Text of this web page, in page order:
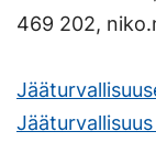
469 202,